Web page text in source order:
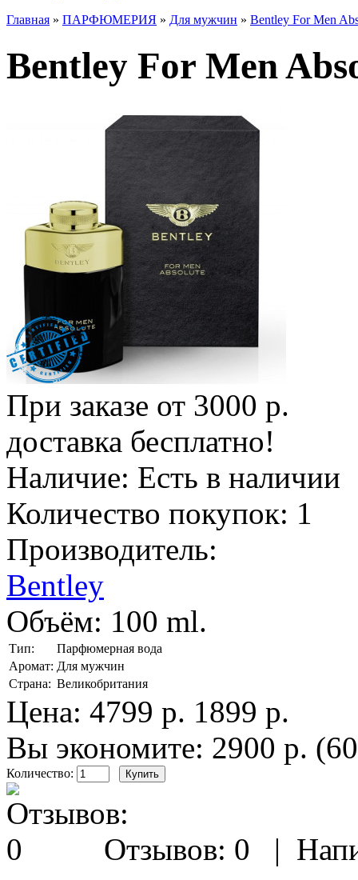
Главная » ПАРФЮМЕРИЯ » Для мужчин » Bentley For Men
Bentley For Men
При заказе от 3000 р.
доставка бесплатно!
Наличие: Есть в наличии
Количество покупок: 1
Производитель:
Bentley
Объём: 100 ml.
Тип:
Парфюмерная вода
Аромат: Для мужчин
Страна: Великобритания
Цена: 4799 р. 1899 р.
Вы экономите: 2900 р.
Количество:
Отзывов: 0 |